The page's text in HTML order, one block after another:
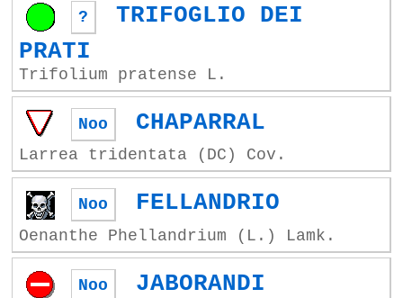
?
TRIFOGLIO DEI
PRATI
Trifolium pratense L.
Noo CHAPARRAL
Larrea tridentata (DC) Cov.
Noo FELLANDRIO
Oenanthe Phellandrium (L.) Lamk.
Noo JABORANDI